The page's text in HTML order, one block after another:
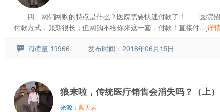
四、网销网购的特点是什么？医院需要快速付款了！ 医院招
付款方式，账期很长；但网购不给你来这一套，付款！直接付...[详
阅读量 19966 发布时间：2018年06月15日
狼来啦，传统医疗销售会消失吗？（上）
来源： 戴天岩